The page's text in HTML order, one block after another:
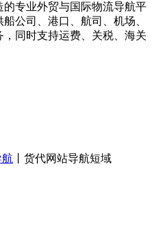
专业外贸与国际物流导航平
公司、港口、航司、机场、
同时支持运费、关税、海关
航 丨货代网站导航短域